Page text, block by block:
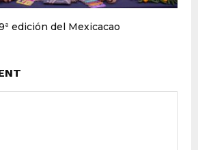
edición del Mexicacao